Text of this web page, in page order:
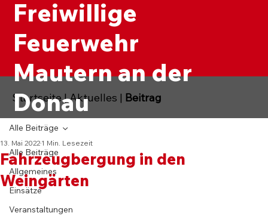
Freiwillige
Feuerwehr
Mautern an der
Donau
Alle Beiträge
Allgemeines
Einsätze
Veranstaltungen
Alle Beiträge
Fahrzeugbergung in den
Weingärten
13. Mai 2022 1 Min. Lesezeit
Startseite|Aktuelles | Beitrag